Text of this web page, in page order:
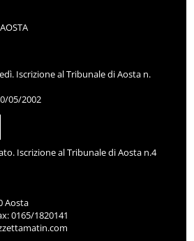
Iscrizione al Tribunale di Aosta n.
05/2002
Iscrizione al Tribunale di Aosta n.4
Aosta
0165/1820141